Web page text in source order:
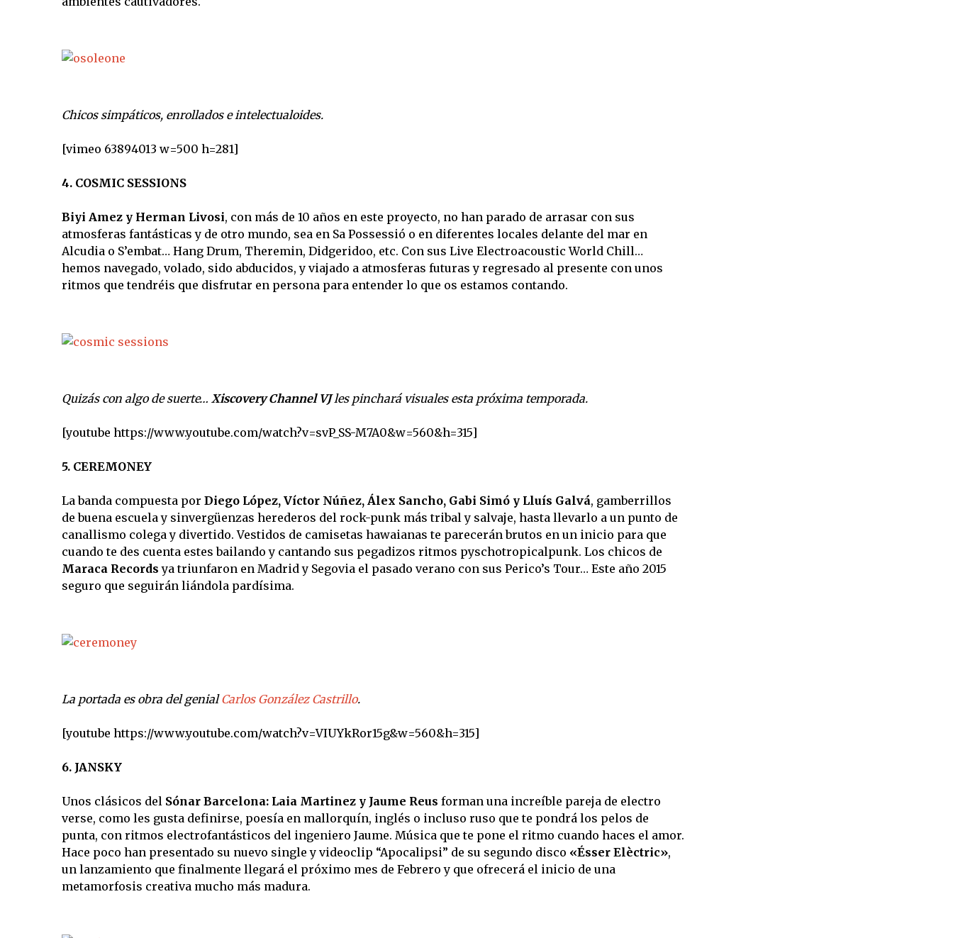
Chicos simpáticos, enrollados e intelectualoides.
[vimeo 63894013 w=500 h=281]
4. COSMIC SESSIONS
Biyi Amez y Herman Livosi, con más de 10 años en este proyecto, no han parado de arrasar con sus
atmosferas fantásticas y de otro mundo, sea en Sa Possessió o en diferentes locales delante del mar en
Alcudia o S’embat… Hang Drum, Theremin, Didgeridoo, etc. Con sus Live Electroacoustic World Chill…
hemos navegado, volado, sido abducidos, y viajado a atmosferas futuras y regresado al presente con unos
ritmos que tendréis que disfrutar en persona para entender lo que os estamos contando.
Quizás con algo de suerte… Xiscovery Channel VJles pinchará visuales esta próxima temporada.
[youtube https://www.youtube.com/watch?v=svP_SS-M7A0&w=560&h=315]
5. CEREMONEY
La banda compuesta por Diego López, Víctor Núñez, Álex Sancho, Gabi Simó y Lluís Galvá, gamberrillos
de buena escuela y sinvergüenzas herederos del rock-punk más tribal y salvaje, hasta llevarlo a un punto de
canallismo colega y divertido. Vestidos de camisetas hawaianas te parecerán brutos en un inicio para que
cuando te des cuenta estes bailando y cantando sus pegadizos ritmos pyschotropicalpunk. Los chicos de
Maraca Records ya triunfaron en Madrid y Segovia el pasado verano con sus Perico’s Tour… Este año 2015
seguro que seguirán liándola pardísima.
La portada es obra del genialCarlos González Castrillo.
[youtube https://www.youtube.com/watch?v=VIUYkRor15g&w=560&h=315]
6. JANSKY
Unos clásicos del Sónar Barcelona: Laia Martinez y Jaume Reus forman una increíble pareja de electro
verse, como les gusta definirse, poesía en mallorquín, inglés o incluso ruso que te pondrá los pelos de
punta, con ritmos electrofantásticos del ingeniero Jaume. Música que te pone el ritmo cuando haces el amor.
Hace poco han presentado su nuevo single y videoclip “Apocalipsi” de su segundo disco «Ésser Elèctric»,
un lanzamiento que finalmente llegará el próximo mes de Febrero y que ofrecerá el inicio de una
metamorfosis creativa mucho más madura.